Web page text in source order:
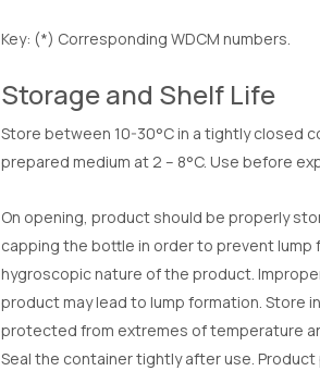
Key: (*) Corresponding WDCM numbers.
Storage and Shelf Life
Store between 10-30°C in a tightly closed
prepared medium at 2 – 8°C. Use before
On opening, product should be properly
capping the bottle in order to prevent lump
hygroscopic nature of the product.
product may lead to lump formation. Store
protected from extremes of temperature
Seal the container tightly after use.